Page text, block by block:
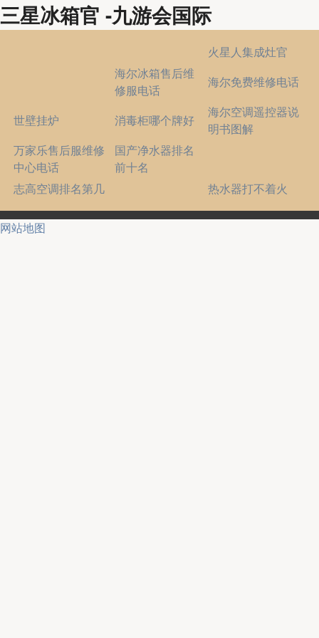
三星冰箱官 -九游会国际
火星人集成灶官
海尔冰箱售后维
修服电话
海尔免费维修电话
世壁挂炉 消毒柜哪个牌好
海尔空调遥控器说
明书图解
万家乐售后服维修
中心电话
国产净水器排名
前十名
志高空调排名第几
热水器打不着火
网站地图